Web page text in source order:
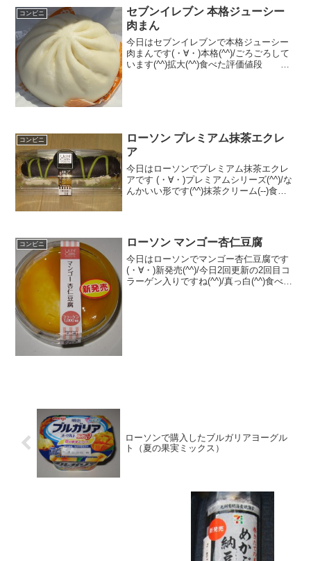
コンビニ
セブンイレブン 本格ジューシー
肉まん
今日はセブンイレブンで本格ジューシー
肉まんです(・∀・)本格(^^)/ごろごろして
います(^^)拡大(^^)食べた評価値段
コンビニ
ローソン プレミアム抹茶エクレ
ア
今日はローソンでプレミアム抹茶エクレ
アです (・∀・)プレミアムシリーズ(^^)/な
んかいい形です(^^)抹茶クリーム(--)食べ
０Kｃａ...
コンビニ ローソン マンゴー杏仁豆腐
今日はローソンでマンゴー杏仁豆腐です
(・∀・)新発売(^^)/今日2回更新の2回目コ
ラーゲン入りですね(^^)/真っ白(^^)食べた
ローソンで購入したブルガリアヨーグル
ト（夏の果実ミックス）